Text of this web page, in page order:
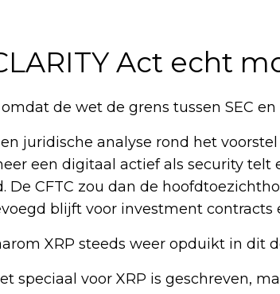
Act echt
de wet de grens tussen SEC
juridische analyse rond het
een digitaal actief als security
De CFTC zou dan de
blijft voor investment contracts
XRP steeds weer opduikt in dit
speciaal voor XRP is geschreven,